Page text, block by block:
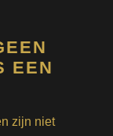
EEN
zijn niet